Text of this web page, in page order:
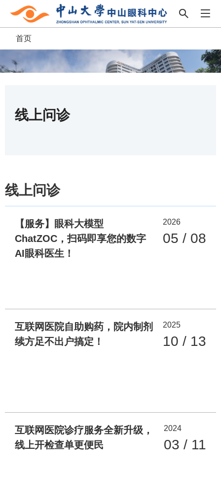
面
包
首页
线上问诊
线上问诊
【服务】眼科大模型
ChatZOC，扫码即享您的数字
AI眼科医生！
2026
05 / 08
互联网医院自助购药，院内制剂
续方足不出户搞定！
2025
10 / 13
互联网医院诊疗服务全新升级，
线上开检查单更便民
2024
03 / 11